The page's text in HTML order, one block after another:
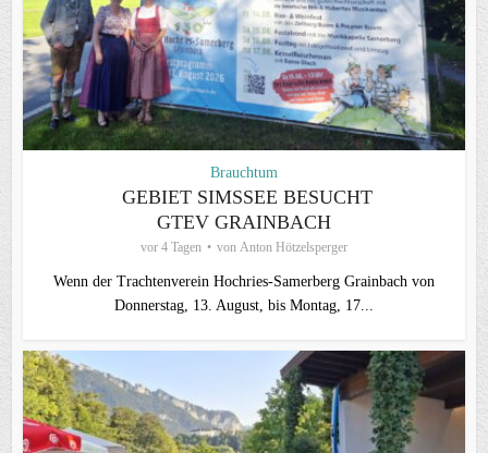
Brauchtum
GEBIET SIMSSEE BESUCHT
GTEV GRAINBACH
vor 4 Tagen von Anton Hötzelsperger
Wenn der Trachtenverein Hochries-Samerberg Grainbach von
Donnerstag, 13. August, bis Montag, 17...